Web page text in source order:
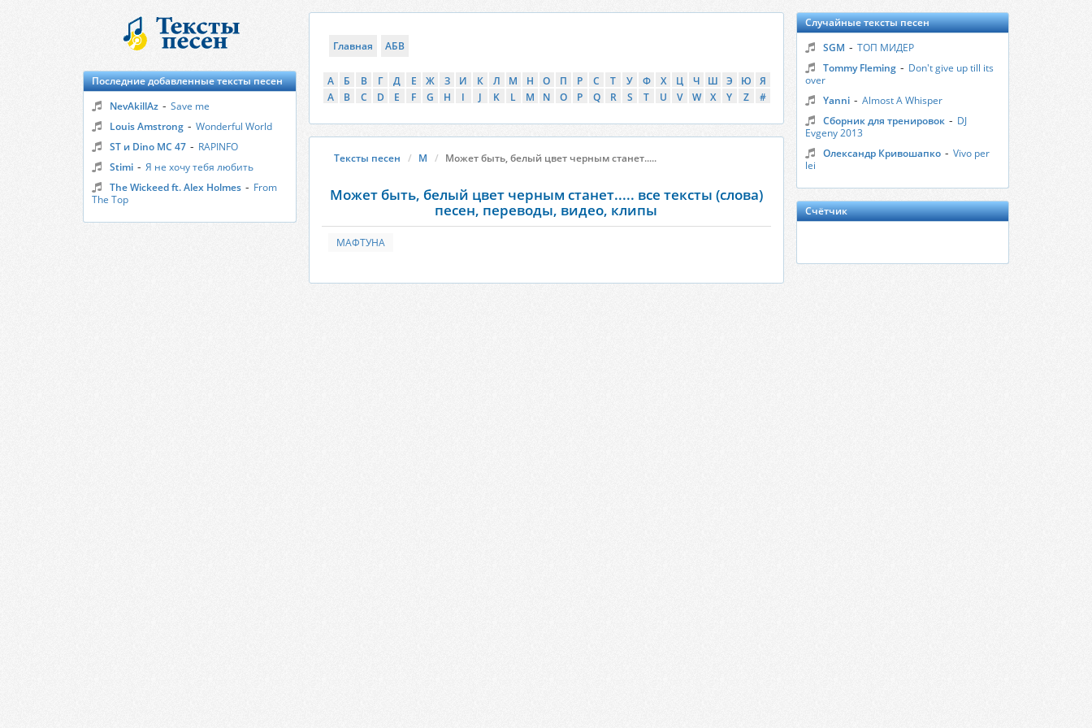
Главная АБВ
А Б В Г Д Е Ж З И К Л М Н О П Р С Т У Ф Х Ц Ч Ш Э Ю
Я
A
B C D E F G H I J K L M N O P Q R S T U V W X Y Z #
Тексты песен М Может быть, белый цвет черным станет.....
Может быть, белый цвет черным станет..... все тексты (слова)
песен, переводы, видео, клипы
МАФТУНА
Последние добавленные тексты песен
NevAkillAz - Save me
Louis Amstrong - Wonderful World
ST и Dino MC 47 - RAPINFO
Stimi - Я не хочу тебя любить
The Wickeed ft. Alex Holmes - From
The Top
Случайные тексты песен
SGM - ТОП МИДЕР
Tommy Fleming - Don't give up till its
over
Yanni - Almost A Whisper
Сборник для тренировок - DJ
Evgeny 2013
Олександр Кривошапко - Vivo per
lei
Счётчик